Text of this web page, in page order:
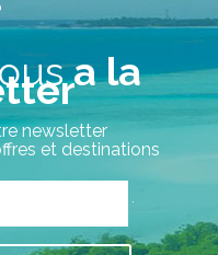
a la
newsletter
et destinations
`